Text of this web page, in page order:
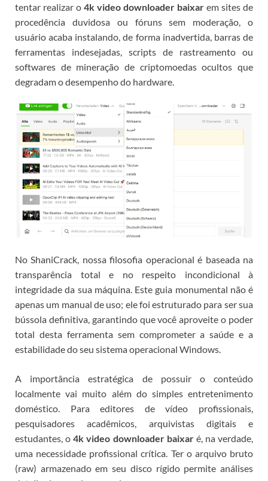
tentar realizar o 4k video downloader baixar em sites de
procedência duvidosa ou fóruns sem moderação, o
usuário acaba instalando, de forma inadvertida, barras de
ferramentas indesejadas, scripts de rastreamento ou
softwares de mineração de criptomoedas ocultos que
degradam o desempenho do hardware.
No ShaniCrack, nossa filosofia operacional é baseada na
transparência total e no respeito incondicional à
integridade da sua máquina. Este guia monumental não é
apenas um manual de uso; ele foi estruturado para ser sua
bússola definitiva, garantindo que você aproveite o poder
total desta ferramenta sem comprometer a saúde e a
estabilidade do seu sistema operacional Windows.
A importância estratégica de possuir o conteúdo
localmente vai muito além do simples entretenimento
doméstico. Para editores de vídeo profissionais,
pesquisadores acadêmicos, arquivistas digitais e
estudantes, o4k video downloader baixaré, na verdade,
uma necessidade profissional crítica. Ter o arquivo bruto
(raw) armazenado em seu disco rígido permite análises